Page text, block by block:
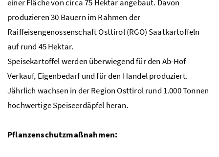
einer Fläche von circa 75 Hektar angebaut. Davon
produzieren 30 Bauern im Rahmen der
Raiffeisengenossenschaft Osttirol (RGO) Saatkartoffeln
auf rund 45 Hektar.
Speisekartoffel werden überwiegend für den Ab-Hof
Verkauf, Eigenbedarf und für den Handel produziert.
Jährlich wachsen in der Region Osttirol rund 1.000 Tonnen
hochwertige Speiseerdäpfel heran.
Pflanzenschutzmaßnahmen: